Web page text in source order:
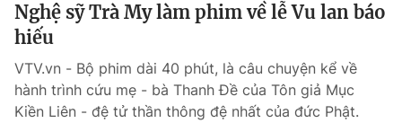
® Cấm sao chép dưới mọi hình thức nếu không có sự chấp
thuận bằng văn bản. Ghi rõ nguồn VTV.vn khi phát hành lại
thông tin từ website này.
Nghệ sỹ Trà My làm phim về lễ Vu lan báo
hiếu
VTV.vn - Bộ phim dài 40 phút, là câu chuyện kể về
hành trình cứu mẹ - bà Thanh Đề của Tôn giả Mục
Kiền Liên - đệ tử thần thông đệ nhất của đức Phật.